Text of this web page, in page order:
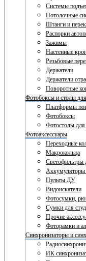
Системы
Потолочные
Штанги и
Распорки
Зажимы
Настенные
Резьбовые
Держатели
Держатели
Поворотные
Фотобоксы и столы
Платформы
Фотобоксы
Фотостолы
Фотоаксессуары
Переходные
Макрокольца
Светофильтры
Аккумуляторы
Пульты ДУ
Видоискатели
Фотосумки,
Сумки для
Прочие
Фоторамки и
Синхронизаторы и
ИК